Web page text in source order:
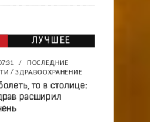
ЛУЧШЕЕ
/
ПОСЛЕДНИЕ
/ ЗДРАВООХРАНЕНИЕ
то в столице:
расширил